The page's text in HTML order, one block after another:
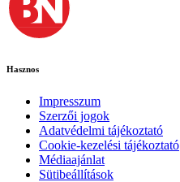
Hasznos
Impresszum
Szerzői jogok
Adatvédelmi tájékoztató
Cookie-kezelési tájékoztató
Médiaajánlat
Sütibeállítások